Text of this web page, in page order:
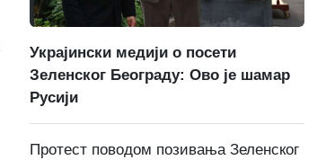
Украјински медији о посети
Зеленског Београду: Ово је шамар
Русији
Протест поводом позивања Зеленског